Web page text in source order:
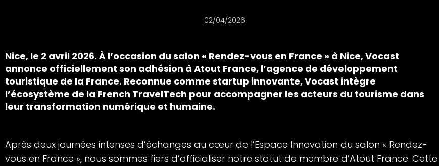
02/04/2026
Nice, le 2 avril 2026. À l’occasion du salon « Rendez-vous en France » à Nice, Vocast
annonce officiellement son adhésion à Atout France, l’agence de développement
touristique de la France. Reconnue comme startup innovante, Vocast intègre
l’écosystème de la French TravelTech pour accompagner les acteurs du tourisme dans
leur transformation numérique et humaine.
Après deux journées intenses d’échanges au cœur de l’Espace Innovation du salon « Rendez-
vous en France », nous sommes fiers d’officialiser notre statut de membre d’Atout France. Cette